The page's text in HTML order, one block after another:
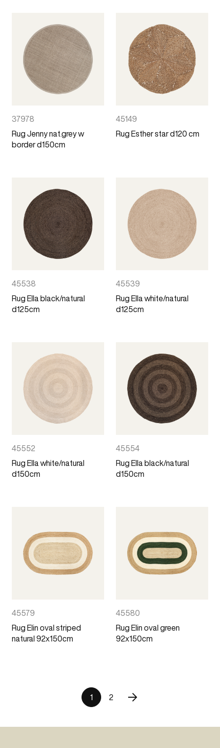
37978
Rug Jenny nat.grey w
border d150cm
45149
Rug Esther star d120 cm
45538
Rug Ella black/natural
d125cm
45539
Rug Ella white/natural
d125cm
45552
Rug Ella white/natural
d150cm
45554
Rug Ella black/natural
d150cm
45579
Rug Elin oval striped
natural 92x150cm
45580
Rug Elin oval green
92x150cm
1 2